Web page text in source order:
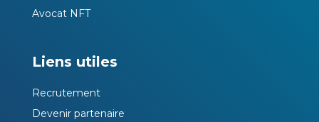
Avocat NFT
Liens utiles
Recrutement
Devenir partenaire